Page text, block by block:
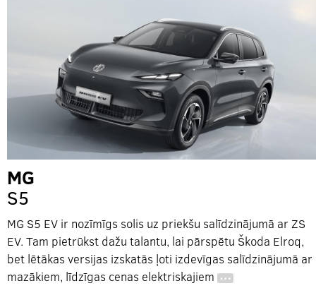
MG
S5
MG S5 EV ir nozīmīgs solis uz priekšu salīdzinājumā ar ZS
EV. Tam pietrūkst dažu talantu, lai pārspētu Škoda Elroq,
bet lētākas versijas izskatās ļoti izdevīgas salīdzinājumā ar
mazākiem, līdzīgas cenas elektriskajiem …